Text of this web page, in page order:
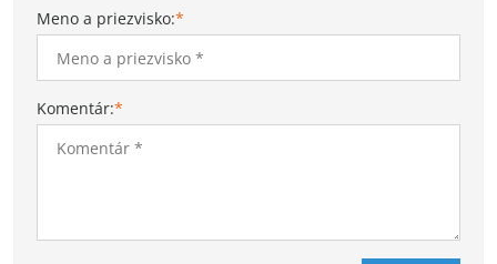
Meno a priezvisko:*
Komentár:*